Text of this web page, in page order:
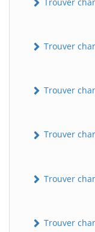
Trouver
Trouver
Trouver
Trouver
Trouver